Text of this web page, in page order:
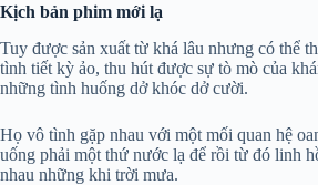
Kịch bản phim mới lạ
Tuy được sản xuất từ khá lâu nhưng có thể
tình tiết kỳ ảo, thu hút được sự tò mò của
những tình huống dở khóc dở cười.
Họ vô tình gặp nhau với một mối quan hệ
uống phải một thứ nước lạ để rồi từ đó linh
nhau những khi trời mưa.